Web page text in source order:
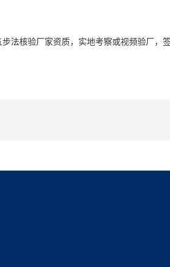
法核验厂家资质，实地考察或视频验厂，